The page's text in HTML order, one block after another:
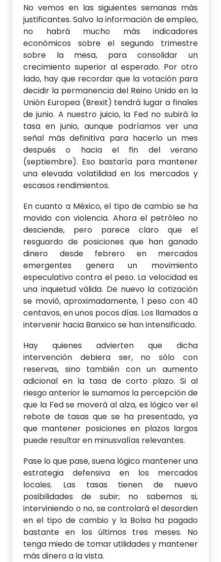
No vemos en las siguientes semanas más
justificantes. Salvo la información de empleo,
no habrá mucho más indicadores
económicos sobre el segundo trimestre
sobre la mesa, para consolidar un
crecimiento superior al esperado. Por otro
lado, hay que recordar que la votación para
decidir la permanencia del Reino Unido en la
Unión Europea (Brexit) tendrá lugar a finales
de junio. A nuestro juicio, la Fed no subirá la
tasa en junio, aunque podríamos ver una
señal más definitiva para hacerlo un mes
después o hacia el fin del verano
(septiembre). Eso bastaría para mantener
una elevada volatilidad en los mercados y
escasos rendimientos.
En cuanto a México, el tipo de cambio se ha
movido con violencia. Ahora el petróleo no
desciende, pero parece claro que el
resguardo de posiciones que han ganado
dinero desde febrero en mercados
emergentes genera un movimiento
especulativo contra el peso. La velocidad es
una inquietud válida. De nuevo la cotización
se movió, aproximadamente, 1 peso con 40
centavos, en unos pocos días. Los llamados a
intervenir hacia Banxico se han intensificado.
Hay quienes advierten que dicha
intervención debiera ser, no sólo con
reservas, sino también con un aumento
adicional en la tasa de corto plazo. Si al
riesgo anterior le sumamos la percepción de
que la Fed se moverá al alza, es lógico ver el
rebote de tasas que se ha presentado, ya
que mantener posiciones en plazos largos
puede resultar en minusvalías relevantes.
Pase lo que pase, suena lógico mantener una
estrategia defensiva en los mercados
locales. Las tasas tienen de nuevo
posibilidades de subir; no sabemos si,
interviniendo o no, se controlará el desorden
en el tipo de cambio y la Bolsa ha pagado
bastante en los últimos tres meses. No
tenga miedo de tomar utilidades y mantener
más dinero a la vista.